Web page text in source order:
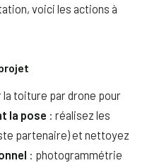
voici les actions à
toiture par drone pour
la pose : réalisez les
partenaire) et nettoyez
: photogrammétrie